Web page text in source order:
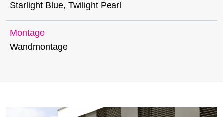
Starlight Blue, Twilight Pearl
Montage
Wandmontage